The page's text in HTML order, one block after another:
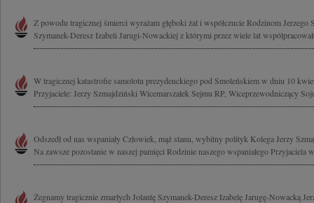
Z powodu tragicznej śmierci wyrażam głęboki żal i współczucie Rodzinom Jerzego
Szymanek-Deresz Izabeli Jarugi-Nowackiej z którymi przez wiele lat
W tragicznej katastrofie samolotu prezydenckiego pod Smoleńskiem w dniu 10
Przyjaciele: Jerzy Szmajdziński Wicemarszałek Sejmu RP, Wiceprzewodniczący
Odszedł od nas wspaniały Człowiek, mąż stanu, wybitny polityk Kolega Jerzy
Na zawsze pozostanie w naszej pamięci Rodzinie naszego wspaniałego Przyjaciela
Żegnamy tragicznie zmarłych Jolantę Szymanek-Deresz Izabelę Jarugę-Nowacką